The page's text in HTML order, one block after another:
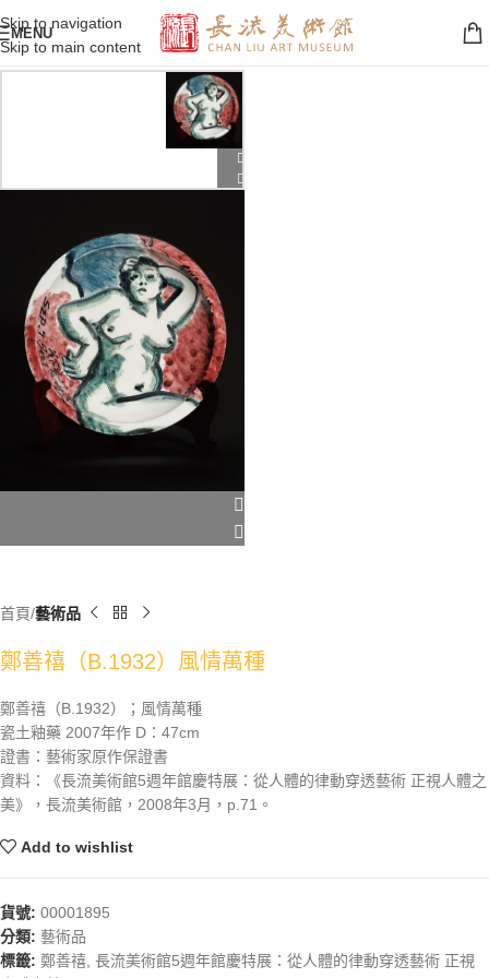
Skip to navigation
Skip to main content
MENU
首頁 藝術品
鄭善禧（B.1932）風情萬種
鄭善禧（B.1932）；風情萬種
瓷土釉藥 2007年作 D：47cm
證書：藝術家原作保證書
資料：《長流美術館5週年館慶特展：從人體的律動穿透藝術 正視人體之
美》，長流美術館，2008年3月，p.71。
Add to wishlist
貨號: 00001895
分類: 藝術品
標籤: 鄭善禧 長流美術館5週年館慶特展：從人體的律動穿透藝術 正視